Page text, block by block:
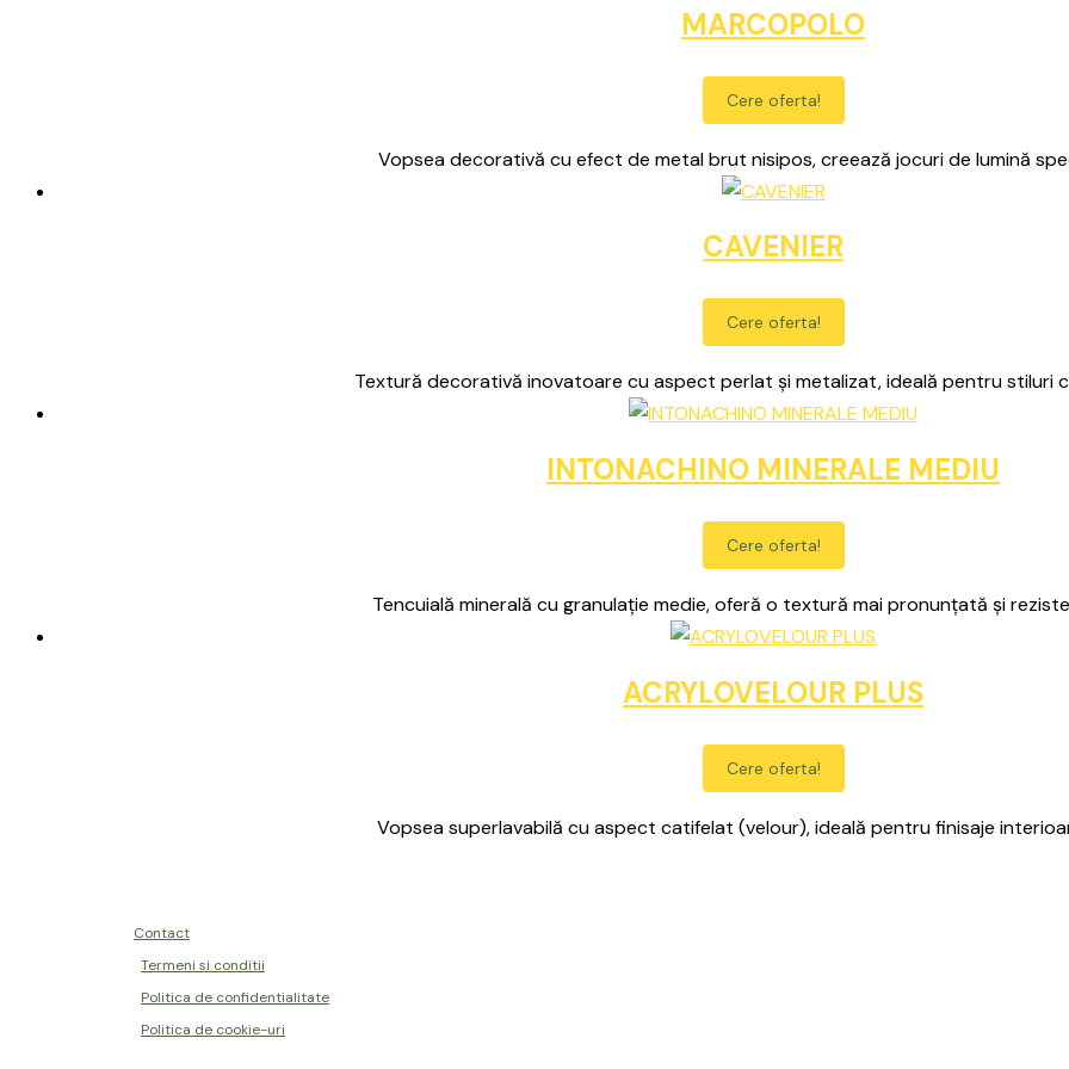
MARCOPOLO
Cere oferta!
Vopsea decorativă cu efect de metal brut nisipos, creează jocuri de lumină
CAVENIER
Cere oferta!
Textură decorativă inovatoare cu aspect perlat și metalizat, ideală pentru stiluri
INTONACHINO MINERALE MEDIU
Cere oferta!
Tencuială minerală cu granulație medie, oferă o textură mai pronunțată și
ACRYLOVELOUR PLUS
Cere oferta!
Vopsea superlavabilă cu aspect catifelat (velour), ideală pentru finisaje
Contact
Termeni si conditii
Politica de confidentialitate
Politica de cookie-uri